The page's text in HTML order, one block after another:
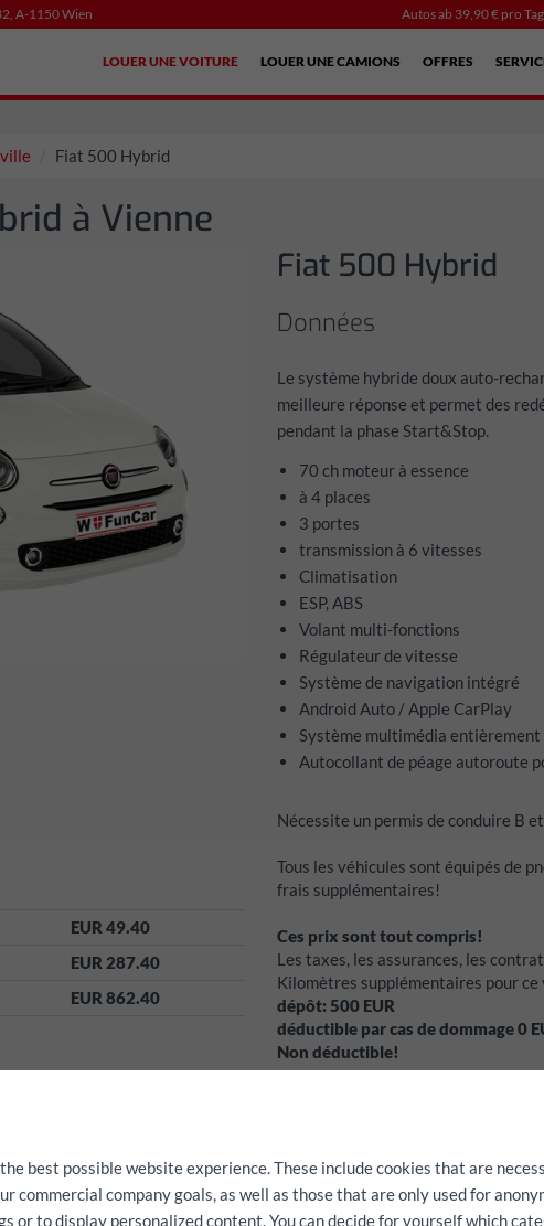
A-1150 Wien Autos ab 39,90 € pro
LOUER UNE VOITURE LOUER UNE CAMIONS OFFRES
Fiat 500 Hybrid
à Vienne
Fiat 500 Hybrid
Données
Le système hybride doux auto-
meilleure réponse et permet des
pendant la phase Start&Stop.
70 ch moteur à essence
à 4 places
3 portes
transmission à 6 vitesses
Climatisation
ESP, ABS
Volant multi-fonctions
Régulateur de vitesse
Système de navigation intégré
Android Auto / Apple CarPlay
Système multimédia entièrement
Autocollant de péage autoroute
Nécessite un permis de conduire B
EUR 49.40
EUR 287.40
EUR 862.40
Tous les véhicules sont équipés de
frais supplémentaires!
Ces prix sont tout compris!
Les taxes, les assurances, les
Kilomètres supplémentaires pour ce
dépôt:500 EUR
déductible par cas de dommage0
Non déductible!
Système de
peuvent être réservés qu'en
best possible website experience. These include cookies that are
commercial company goals, as well as those that are only used for
or to display personalized content. You can decide for yourself which